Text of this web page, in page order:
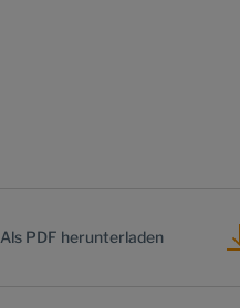
Als PDF herunterladen